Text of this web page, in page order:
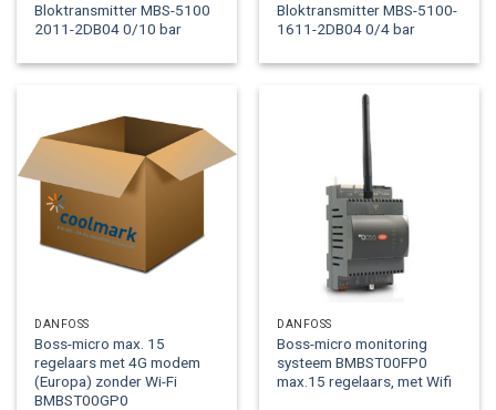
Bloktransmitter MBS-5100
2011-2DB04 0/10 bar
Bloktransmitter MBS-5100-
1611-2DB04 0/4 bar
DANFOSS
Boss-micro max. 15
regelaars met 4G modem
(Europa) zonder Wi-Fi
BMBST00GP0
DANFOSS
Boss-micro monitoring
systeem BMBST00FP0
max.15 regelaars, met Wifi